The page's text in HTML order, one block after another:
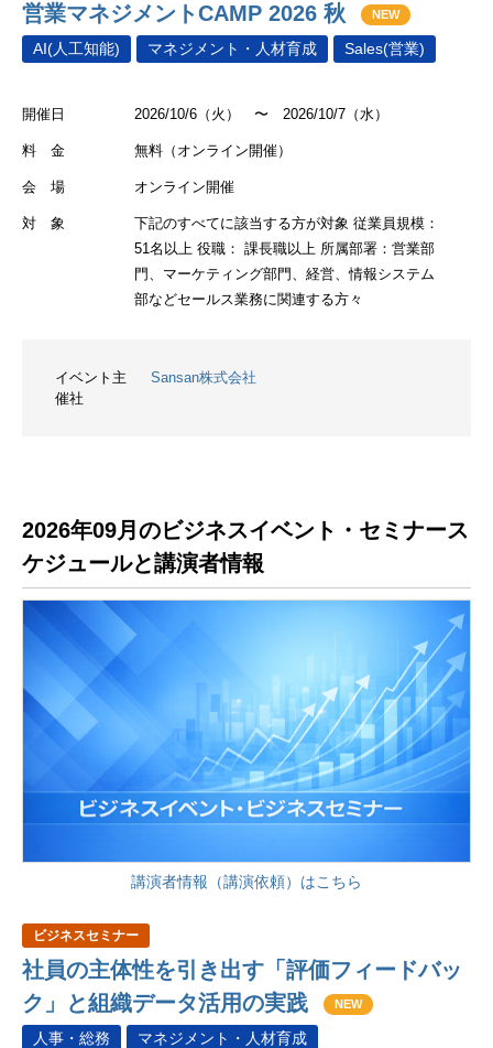
営業マネジメントCAMP 2026 秋 NEW
AI(人工知能) マネジメント・人材育成 Sales(営業)
開催日 2026/10/6（火） 〜 2026/10/7（水）
料 金 無料（オンライン開催）
会 場 オンライン開催
対 象
下記のすべてに該当する方が対象 従業員規模：
51名以上 役職： 課長職以上 所属部署：営業部
門、マーケティング部門、経営、情報システム
部などセールス業務に関連する方々
イベント主
催社
Sansan株式会社
2026年09月のビジネスイベント・セミナース
ケジュールと講演者情報
講演者情報（講演依頼）はこちら
ビジネスセミナー
社員の主体性を引き出す「評価フィードバッ
ク」と組織データ活用の実践
NEW
人事・総務
マネジメント・人材育成